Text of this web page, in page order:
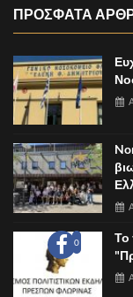
0
ΠΡΟΣΦΑΤΑ
Το